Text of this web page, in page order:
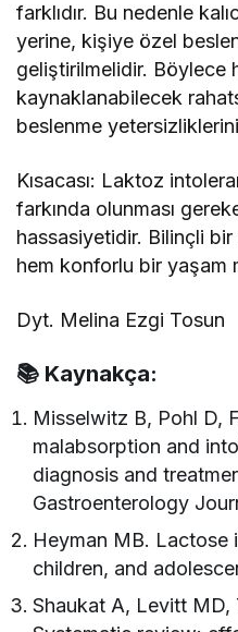
farklıdır. Bu nedenle
yerine, kişiye özel
geliştirilmelidir. Böylece
kaynaklanabilecek
beslenme
Kısacası: Laktoz
farkında olunması
hassasiyetidir. Bilinçli bir
hem konforlu bir yaşam
Dyt. Melina Ezgi Tosun
📚 Kaynakça:
Misselwitz B, Pohl D,
malabsorption and
diagnosis and
Gastroenterology
Heyman MB. Lactose
children, and
Shaukat A, Levitt MD,